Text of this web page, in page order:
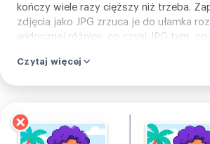
kończy wiele razy cięższy niż trzeba.
zdjęcia jako JPG zrzuca je do ułamka
widocznej różnicy, co czyni JPG tym, co
narzeka, że PNG jest za duży.
Czytaj więcej
Prześlij
swój